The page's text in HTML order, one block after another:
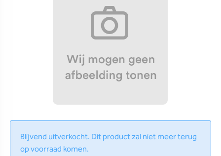
Blijvend uitverkocht. Dit product zal niet meer terug
op voorraad komen.